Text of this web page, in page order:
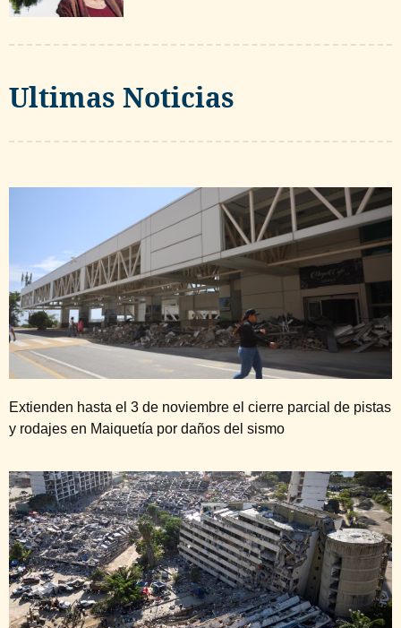
Ultimas Noticias
Extienden hasta el 3 de noviembre el cierre parcial de pistas
y rodajes en Maiquetía por daños del sismo